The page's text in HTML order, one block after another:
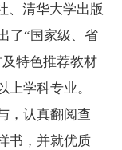
、清华大学出版
了“国家级、省
特色推荐教材
上学科专业。
，认真翻阅查
书，并就优质